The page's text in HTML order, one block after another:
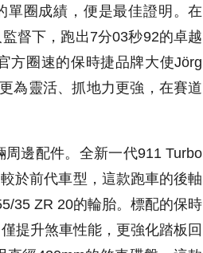
單圈成績，便是最佳證明。在
督下，跑出7分03秒92的卓越
方圈速的保時捷品牌大使Jörg
為靈活、抓地力更強，在賽道
邊配件。全新一代911 Turbo
於前代車型，這款跑車的後軸
35 ZR 20的輪胎。標配的保時
提升煞車性能，更強化踏板回